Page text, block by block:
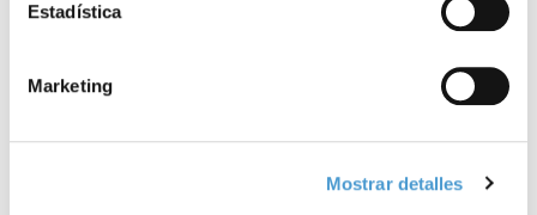
Estadística
Marketing
Mostrar detalles
Entrevista a Carmen López con motivo...